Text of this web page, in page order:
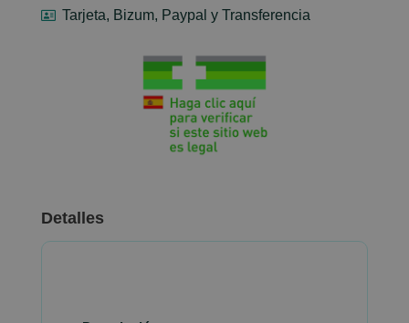
Tarjeta, Bizum, Paypal y Transferencia
Detalles